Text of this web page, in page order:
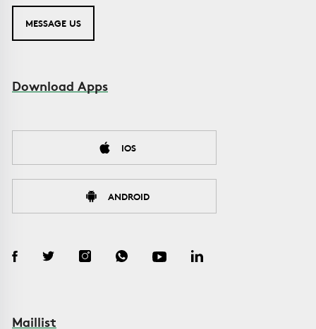
MESSAGE US
Download Apps
IOS
ANDROID
Maillist